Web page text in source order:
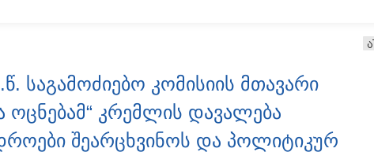
ა
საგამოძიებო კომისიის მთავარი
ოცნებამ“ კრემლის დავალება
შეარცხვინოს და პოლიტიკურ